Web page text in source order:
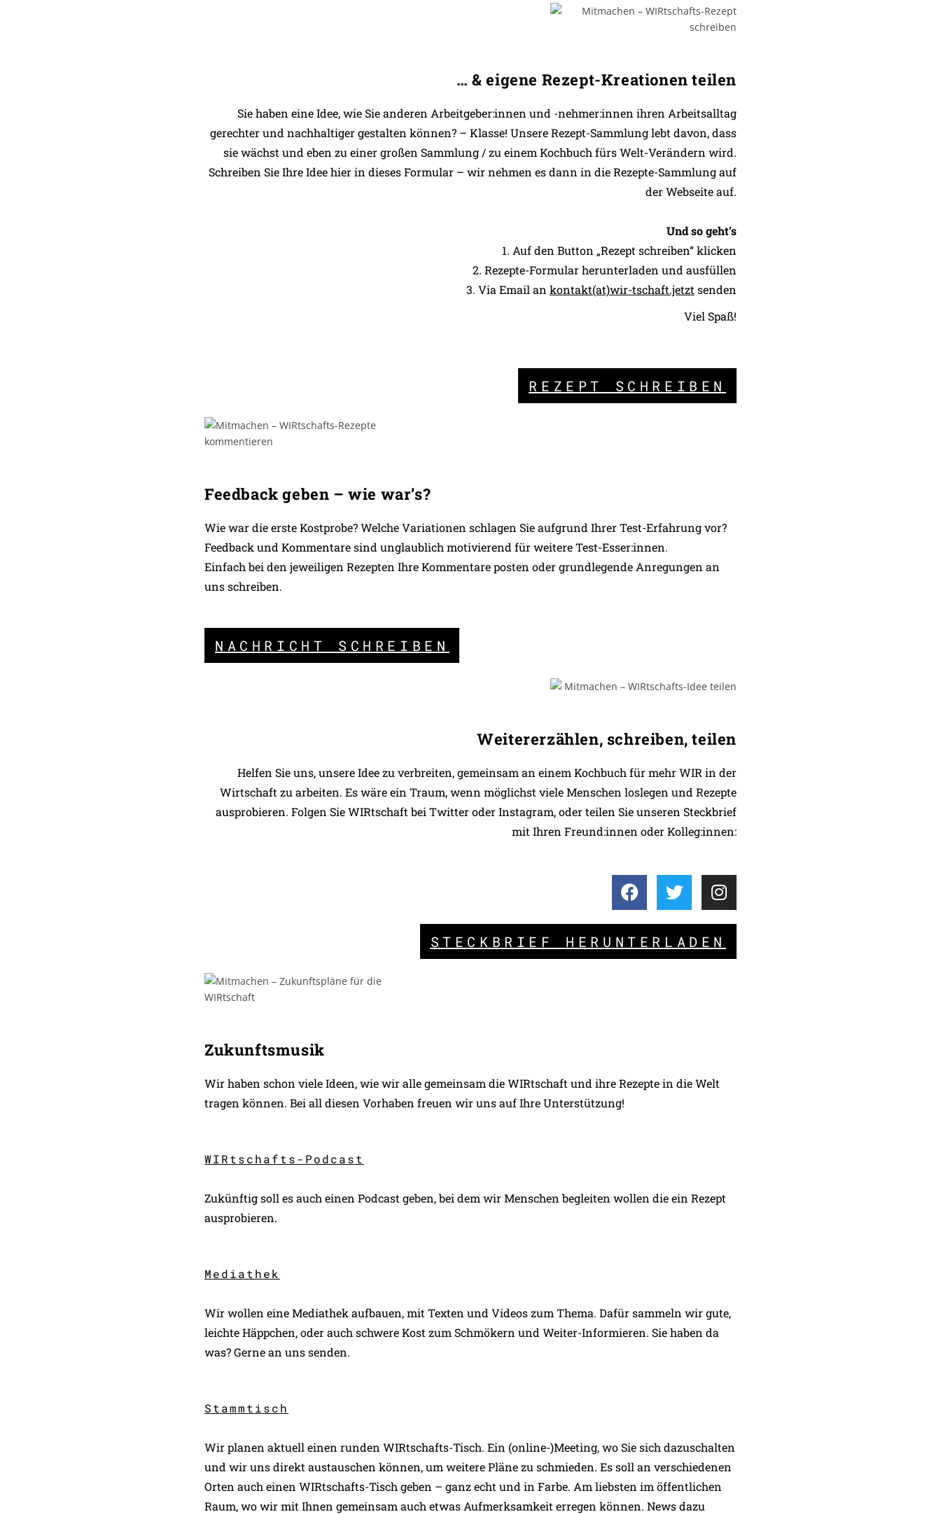
… & eigene Rezept-Kreationen teilen
Sie haben eine Idee, wie Sie anderen Arbeitgeber:innen und -nehmer:innen ihren Arbeitsalltag
gerechter und nachhaltiger gestalten können? – Klasse! Unsere Rezept-Sammlung lebt davon, dass
sie wächst und eben zu einer großen Sammlung / zu einem Kochbuch fürs Welt-Verändern wird.
Schreiben Sie Ihre Idee hier in dieses Formular – wir nehmen es dann in die Rezepte-Sammlung auf
der Webseite auf.
Und so geht’s
1. Auf den Button „Rezept schreiben“ klicken
2. Rezepte-Formular herunterladen und ausfüllen
3. Via Email an kontakt(at)wir-tschaft.jetzt senden
Viel Spaß!
REZEPT SCHREIBEN
Feedback geben – wie war’s?
Wie war die erste Kostprobe? Welche Variationen schlagen Sie aufgrund Ihrer Test-Erfahrung vor?
Feedback und Kommentare sind unglaublich motivierend für weitere Test-Esser:innen.
Einfach bei den jeweiligen Rezepten Ihre Kommentare posten oder grundlegende Anregungen an
uns schreiben.
NACHRICHT SCHREIBEN
Weitererzählen, schreiben, teilen
Helfen Sie uns, unsere Idee zu verbreiten, gemeinsam an einem Kochbuch für mehr WIR in der
Wirtschaft zu arbeiten. Es wäre ein Traum, wenn möglichst viele Menschen loslegen und Rezepte
ausprobieren. Folgen Sie WIRtschaft bei Twitter oder Instagram, oder teilen Sie unseren Steckbrief
mit Ihren Freund:innen oder Kolleg:innen:
STECKBRIEF HERUNTERLADEN
Zukunftsmusik
Wir haben schon viele Ideen, wie wir alle gemeinsam die WIRtschaft und ihre Rezepte in die Welt
tragen können. Bei all diesen Vorhaben freuen wir uns auf Ihre Unterstützung!
WIRtschafts-Podcast
Zukünftig soll es auch einen Podcast geben, bei dem wir Menschen begleiten wollen die ein Rezept
ausprobieren.
Mediathek
Wir wollen eine Mediathek aufbauen, mit Texten und Videos zum Thema. Dafür sammeln wir gute,
leichte Häppchen, oder auch schwere Kost zum Schmökern und Weiter-Informieren. Sie haben da
was? Gerne an uns senden.
Stammtisch
Wir planen aktuell einen runden WIRtschafts-Tisch. Ein (online-)Meeting, wo Sie sich dazuschalten
und wir uns direkt austauschen können, um weitere Pläne zu schmieden. Es soll an verschiedenen
Orten auch einen WIRtschafts-Tisch geben – ganz echt und in Farbe. Am liebsten im öffentlichen
Raum, wo wir mit Ihnen gemeinsam auch etwas Aufmerksamkeit erregen können. News dazu